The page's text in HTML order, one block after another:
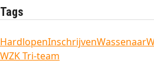
Tags
HardlopenInschrijvenWassenaar
WZK Tri-team